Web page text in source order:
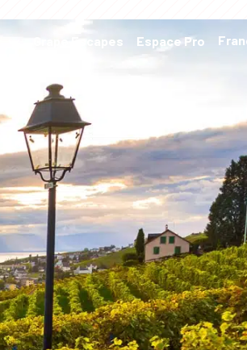
Grape Escapes Espace Pro